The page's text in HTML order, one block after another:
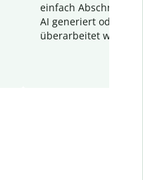
einfach Abschnitte,
AI generiert oder
überarbeitet wurden.